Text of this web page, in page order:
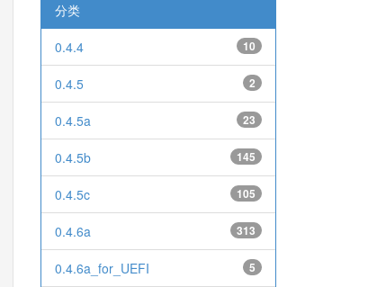
分类
10
0.4.4
2
0.4.5
23
0.4.5a
145
0.4.5b
105
0.4.5c
313
0.4.6a
5
0.4.6a_for_UEFI